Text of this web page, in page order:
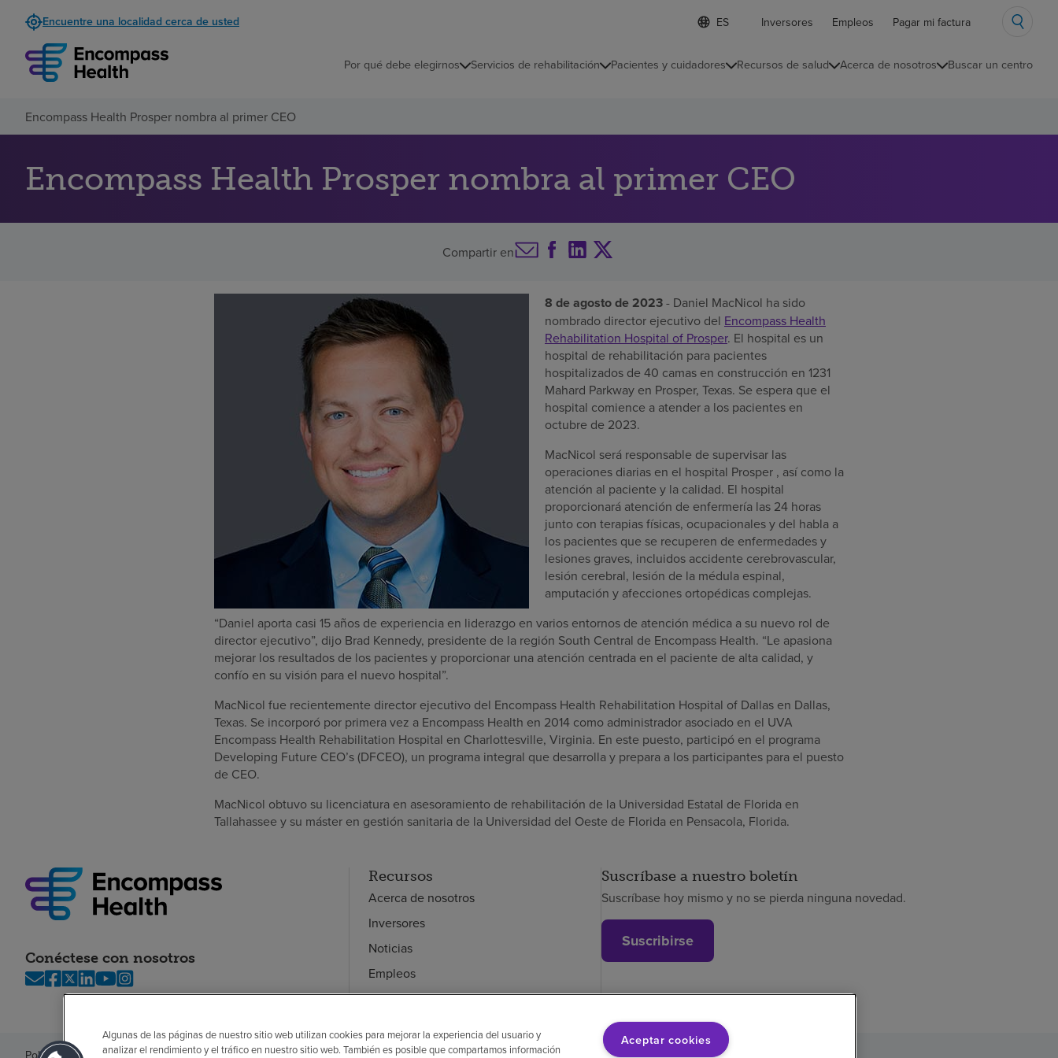
Encuentre una localidad cerca de usted
Lista
de
contraída
d
o
m
l
c
i
n
Inversores Empleos Pagar mi factura
Por qué debe elegirnos Servicios de rehabilitación Pacientes y cuidadores Recursos de salud Acerca de nosotros Buscar un centro
Encompass Health Prosper nombra al primer CEO
Encompass Health Prosper nombra al primer CEO
Compartir en
8 de agosto de 2023- Daniel MacNicol ha sido
nombrado director ejecutivo del Encompass Health
Rehabilitation Hospital of Prosper. El hospital es un
hospital de rehabilitación para pacientes
hospitalizados de 40 camas en construcción en 1231
Mahard Parkway en Prosper, Texas. Se espera que el
hospital comience a atender a los pacientes en
octubre de 2023.
MacNicol será responsable de supervisar las
operaciones diarias en el hospital Prosper , así como la
atención al paciente y la calidad. El hospital
proporcionará atención de enfermería las 24 horas
junto con terapias físicas, ocupacionales y del habla a
los pacientes que se recuperen de enfermedades y
lesiones graves, incluidos accidente cerebrovascular,
lesión cerebral, lesión de la médula espinal,
amputación y afecciones ortopédicas complejas.
“Daniel aporta casi 15 años de experiencia en liderazgo en varios entornos de atención médica a su nuevo rol de
director ejecutivo”, dijo Brad Kennedy, presidente de la región South Central de Encompass Health. “Le apasiona
mejorar los resultados de los pacientes y proporcionar una atención centrada en el paciente de alta calidad, y
confío en su visión para el nuevo hospital”.
MacNicol fue recientemente director ejecutivo del Encompass Health Rehabilitation Hospital of Dallas en Dallas,
Texas. Se incorporó por primera vez a Encompass Health en 2014 como administrador asociado en el UVA
Encompass Health Rehabilitation Hospital en Charlottesville, Virginia. En este puesto, participó en el programa
Developing Future CEO’s (DFCEO), un programa integral que desarrolla y prepara a los participantes para el puesto
de CEO.
MacNicol obtuvo su licenciatura en asesoramiento de rehabilitación de la Universidad Estatal de Florida en
Tallahassee y su máster en gestión sanitaria de la Universidad del Oeste de Florida en Pensacola, Florida.
Conéctese con nosotros
Recursos
Acerca de nosotros
Inversores
Noticias
Empleos
Empleados
Suscríbase a nuestro boletín
Suscríbase hoy mismo y no se pierda ninguna novedad.
Suscribirse
Algunas de las páginas de nuestro sitio web utilizan cookies para mejorar la experiencia del usuario y
analizar el rendimiento y el tráfico en nuestro sitio web. También es posible que compartamos información
Aceptar cookies